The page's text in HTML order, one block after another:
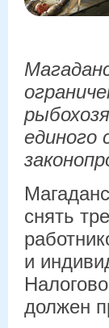
единого
снять
и
должен